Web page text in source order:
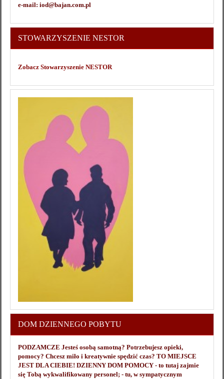
e-mail: iod@bajan.com.pl
STOWARZYSZENIE NESTOR
Zobacz Stowarzyszenie NESTOR
DOM DZIENNEGO POBYTU
PODZAMCZE Jesteś osobą samotną? Potrzebujesz opieki,
pomocy? Chcesz miło i kreatywnie spędzić czas? TO MIEJSCE
JEST DLA CIEBIE! DZIENNY DOM POMOCY - to tutaj zajmie
się Tobą wykwalifikowany personel; - tu, w sympatycznym